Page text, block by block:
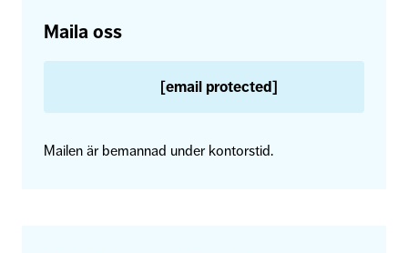
Maila oss
[email protected]
Mailen är bemannad under kontorstid.